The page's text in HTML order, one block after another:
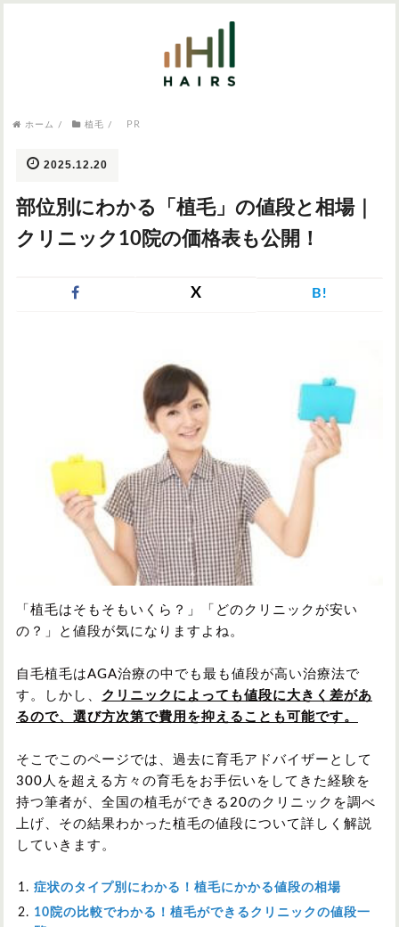
AGA
発毛
円形脱毛症
お問い合わせ
ホーム / 植毛 / PR
2025.12.20
部位別にわかる「植毛」の値段と相場｜
クリニック10院の価格表も公開！
X B!
「植毛はそもそもいくら？」「どのクリニックが安い
の？」と値段が気になりますよね。
自毛植毛はAGA治療の中でも最も値段が高い治療法で
す。しかし、 クリニックによっても値段に大きく差があ
るので、選び方次第で費用を抑えることも可能です。
そこでこのページでは、過去に育毛アドバイザーとして
300人を超える方々の育毛をお手伝いをしてきた経験を
持つ筆者が、全国の植毛ができる20のクリニックを調べ
上げ、その結果わかった植毛の値段について詳しく解説
していきます。
症状のタイプ別にわかる！植毛にかかる値段の相場
10院の比較でわかる！植毛ができるクリニックの値段一
気になるワードから記事を探す
症状・悩みから記事を探す
女性の薄毛
対策・アイテムから記事を探す
植毛 病院・クリニック